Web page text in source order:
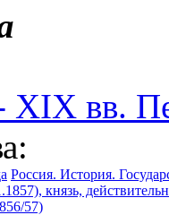
XIX вв.
Россия. История.
князь,
57)